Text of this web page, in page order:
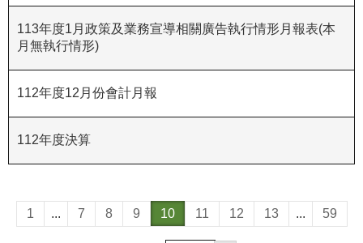
隱
私
權
保
政
訊
安
113年度1月政策及業務宣導相關廣告執行情形月報表(本
月無執行情形)
112年度12月份會計月報
112年度決算
1 ... 7 8 9 10 11 12 13 ... 59